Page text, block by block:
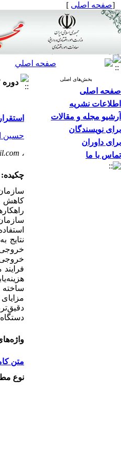
[صفحه اصلی ]
بخش‌های اصلی
صفحه اصلی
اطلاعات نشریه
آرشیو مجله و مقالات
برای نویسندگان
برای داوران
تماس با ما
دوره ۱۲، شماره ۹ و ۱۰ - ( مجله اقتصادي- دوماهنامه بررسي مسائل و سياست‌هاي اقتصادي ۱۳۹۱ )
حسین
،
چکیده:
کاهش
نتایج
ساخته
متن
نوع